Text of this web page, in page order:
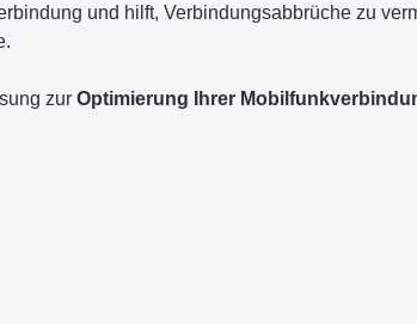
und hilft, Verbindungsabbrüche zu
zur Optimierung Ihrer